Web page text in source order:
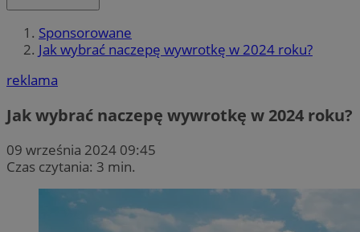
Sponsorowane
Jak wybrać naczepę wywrotkę w 2024 roku?
reklama
Jak wybrać naczepę wywrotkę w 2024 roku?
09 września 2024 09:45
Czas czytania: 3 min.